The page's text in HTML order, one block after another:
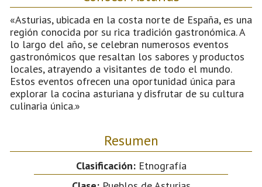
«Asturias, ubicada en la costa norte de España, es una
región conocida por su rica tradición gastronómica. A
lo largo del año, se celebran numerosos eventos
gastronómicos que resaltan los sabores y productos
locales, atrayendo a visitantes de todo el mundo.
Estos eventos ofrecen una oportunidad única para
explorar la cocina asturiana y disfrutar de su cultura
culinaria única.»
Resumen
Clasificación:Etnografía